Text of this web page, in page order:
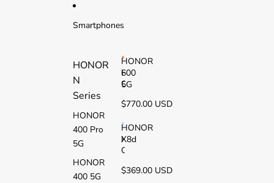
Smartphones
HONOR
N
Series
HONOR
400 Pro
5G
HONOR
400 5G
HONOR
600
5G
H
O
O
6
0
0
G
$770.00 USD
HONOR
X8d
H
O
O
$369.00 USD